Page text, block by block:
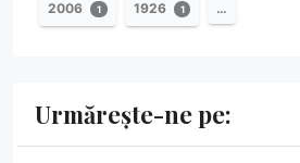
2006 1 1926 1 …
Urmărește-ne pe: